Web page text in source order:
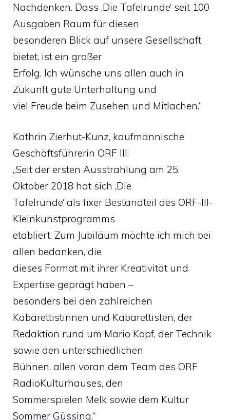
Nachdenken. Dass ‚Die Tafelrunde‘ seit 100
Ausgaben Raum für diesen
besonderen Blick auf unsere Gesellschaft
bietet, ist ein großer
Erfolg. Ich wünsche uns allen auch in
Zukunft gute Unterhaltung und
viel Freude beim Zusehen und Mitlachen.“
Kathrin Zierhut-Kunz, kaufmännische
Geschäftsführerin ORF III:
„Seit der ersten Ausstrahlung am 25.
Oktober 2018 hat sich ‚Die
Tafelrunde‘ als fixer Bestandteil des ORF-III-
Kleinkunstprogramms
etabliert. Zum Jubiläum möchte ich mich bei
allen bedanken, die
dieses Format mit ihrer Kreativität und
Expertise geprägt haben –
besonders bei den zahlreichen
Kabarettistinnen und Kabarettisten, der
Redaktion rund um Mario Kopf, der Technik
sowie den unterschiedlichen
Bühnen, allen voran dem Team des ORF
RadioKulturhauses, den
Sommerspielen Melk sowie dem Kultur
Sommer Güssing.“